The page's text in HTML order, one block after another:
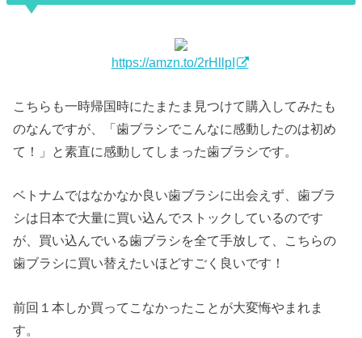
https://amzn.to/2rHllpI
こちらも一時帰国時にたまたま見つけて購入してみたも
のなんですが、「歯ブラシでこんなに感動したのは初め
て！」と素直に感動してしまった歯ブラシです。
ベトナムではなかなか良い歯ブラシに出会えず、歯ブラ
シは日本で大量に買い込んでストックしているのです
が、買い込んでいる歯ブラシを全て手放して、こちらの
歯ブラシに買い替えたいほどすごく良いです！
前回１本しか買ってこなかったことが大変悔やまれま
す。